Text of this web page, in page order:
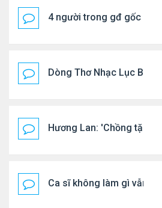
4 người trong gđ gốc
Dòng Thơ Nhạc Lục Bát
Hương Lan: 'Chồng tặng
Ca sĩ không làm gì vẫn